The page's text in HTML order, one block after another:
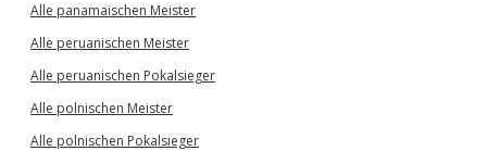
Alle panamaischen Meister
Alle peruanischen Meister
Alle peruanischen Pokalsieger
Alle polnischen Meister
Alle polnischen Pokalsieger